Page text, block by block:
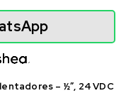
– ½”, 24 VDC